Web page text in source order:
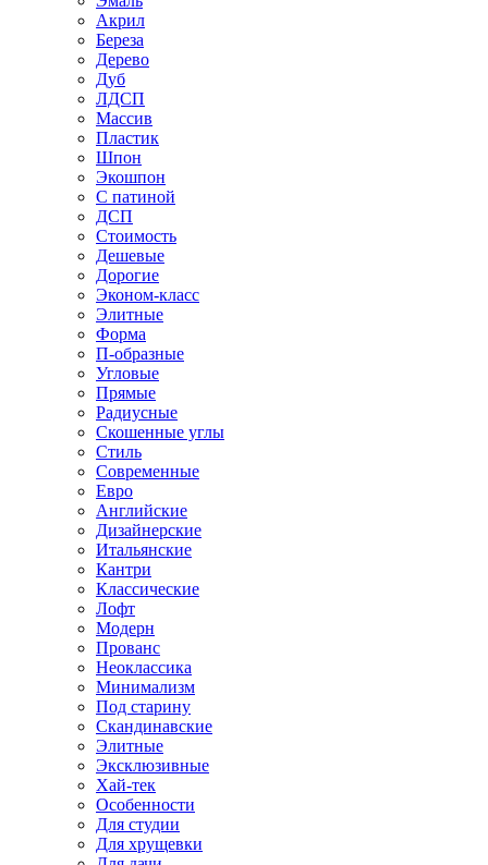
Акрил
Береза
Дерево
Дуб
ЛДСП
Массив
Пластик
Шпон
Экошпон
С патиной
ДСП
Стоимость
Дешевые
Дорогие
Эконом-класс
Элитные
Форма
П-образные
Угловые
Прямые
Радиусные
Скошенные углы
Стиль
Современные
Евро
Английские
Дизайнерские
Итальянские
Кантри
Классические
Лофт
Модерн
Прованс
Неоклассика
Минимализм
Под старину
Скандинавские
Элитные
Эксклюзивные
Хай-тек
Особенности
Для студии
Для хрущевки